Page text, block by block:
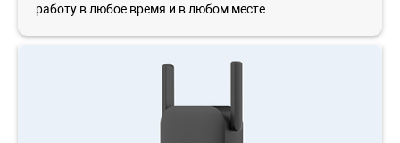
работу в любое время и в любом месте.